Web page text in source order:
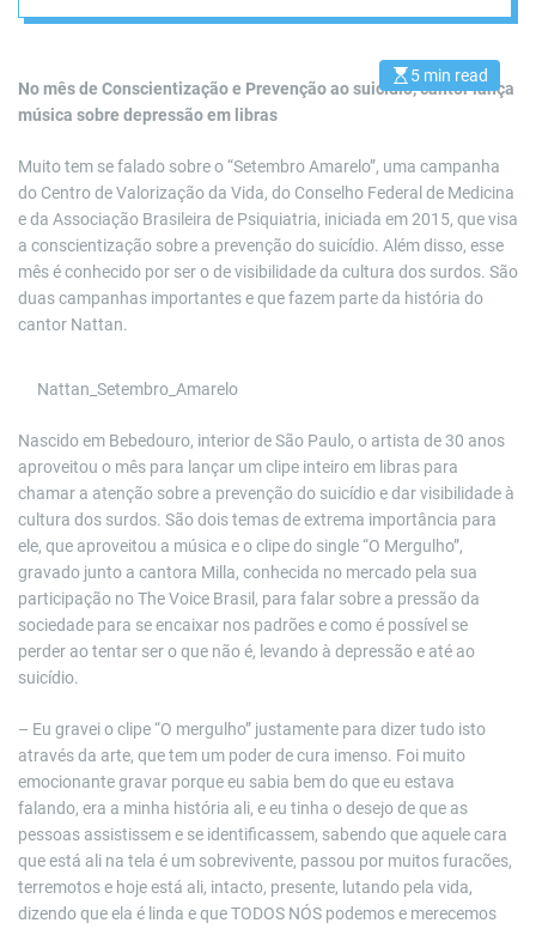
lança música sobre
depressão em
libras
E
s
a
e
d
e
a
d
t
5 min read
No mês de Conscientização e Prevenção ao suicídio, cantor lança
música sobre depressão em libras
Muito tem se falado sobre o “Setembro Amarelo”, uma campanha
do Centro de Valorização da Vida, do Conselho Federal de Medicina
e da Associação Brasileira de Psiquiatria, iniciada em 2015, que visa
a conscientização sobre a prevenção do suicídio. Além disso, esse
mês é conhecido por ser o de visibilidade da cultura dos surdos. São
duas campanhas importantes e que fazem parte da história do
cantor Nattan.
Nattan_Setembro_Amarelo
Nascido em Bebedouro, interior de São Paulo, o artista de 30 anos
aproveitou o mês para lançar um clipe inteiro em libras para
chamar a atenção sobre a prevenção do suicídio e dar visibilidade à
cultura dos surdos. São dois temas de extrema importância para
ele, que aproveitou a música e o clipe do single “O Mergulho”,
gravado junto a cantora Milla, conhecida no mercado pela sua
participação no The Voice Brasil, para falar sobre a pressão da
sociedade para se encaixar nos padrões e como é possível se
perder ao tentar ser o que não é, levando à depressão e até ao
suicídio.
– Eu gravei o clipe “O mergulho” justamente para dizer tudo isto
através da arte, que tem um poder de cura imenso. Foi muito
emocionante gravar porque eu sabia bem do que eu estava
falando, era a minha história ali, e eu tinha o desejo de que as
pessoas assistissem e se identificassem, sabendo que aquele cara
que está ali na tela é um sobrevivente, passou por muitos furacões,
terremotos e hoje está ali, intacto, presente, lutando pela vida,
dizendo que ela é linda e que TODOS NÓS podemos e merecemos